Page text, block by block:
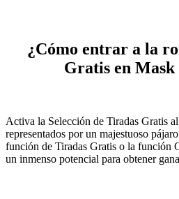
¿Cómo entrar a la
Gratis en Mask
Activa la Selección de Tiradas Gratis
representados por un majestuoso
función de Tiradas Gratis o la función
un inmenso potencial para obtener